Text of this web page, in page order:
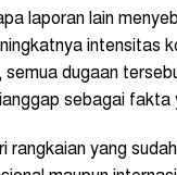
laporan lain
intensitas
dugaan
sebagai fakta
rangkaian yang